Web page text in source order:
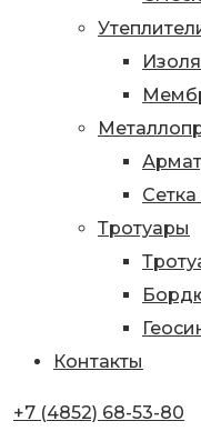
Тротуары
Контакты
+7 (4852) 68-53-80